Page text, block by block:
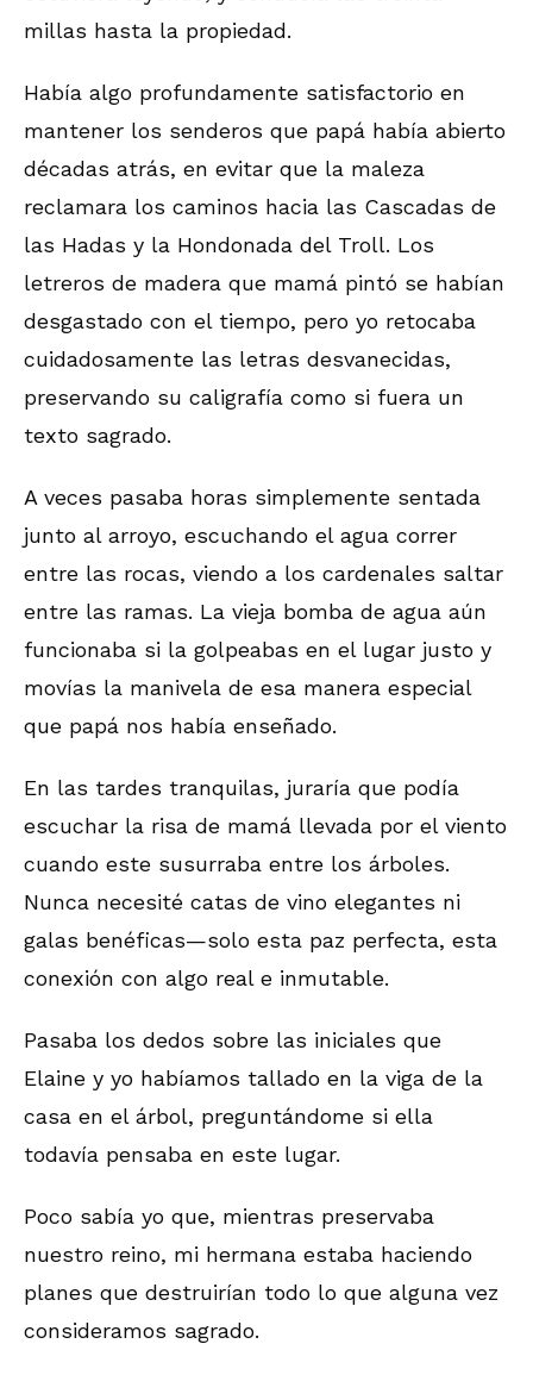
millas hasta la propiedad.
Había algo profundamente satisfactorio en
mantener los senderos que papá había abierto
décadas atrás, en evitar que la maleza
reclamara los caminos hacia las Cascadas de
las Hadas y la Hondonada del Troll. Los
letreros de madera que mamá pintó se habían
desgastado con el tiempo, pero yo retocaba
cuidadosamente las letras desvanecidas,
preservando su caligrafía como si fuera un
texto sagrado.
A veces pasaba horas simplemente sentada
junto al arroyo, escuchando el agua correr
entre las rocas, viendo a los cardenales saltar
entre las ramas. La vieja bomba de agua aún
funcionaba si la golpeabas en el lugar justo y
movías la manivela de esa manera especial
que papá nos había enseñado.
En las tardes tranquilas, juraría que podía
escuchar la risa de mamá llevada por el viento
cuando este susurraba entre los árboles.
Nunca necesité catas de vino elegantes ni
galas benéficas—solo esta paz perfecta, esta
conexión con algo real e inmutable.
Pasaba los dedos sobre las iniciales que
Elaine y yo habíamos tallado en la viga de la
casa en el árbol, preguntándome si ella
todavía pensaba en este lugar.
Poco sabía yo que, mientras preservaba
nuestro reino, mi hermana estaba haciendo
planes que destruirían todo lo que alguna vez
consideramos sagrado.